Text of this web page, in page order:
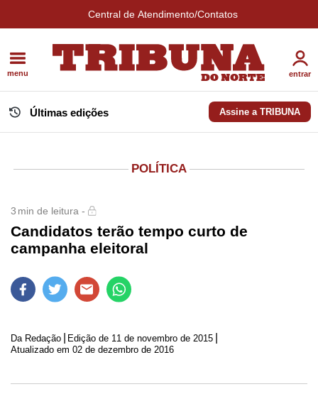
Central de Atendimento/Contatos
menu entrar
Últimas edições Assine a TRIBUNA
POLÍTICA
3 min de leitura -
Candidatos terão tempo curto de
campanha eleitoral
Da Redação Edição de 11 de novembro de 2015
Atualizado em 02 de dezembro de 2016